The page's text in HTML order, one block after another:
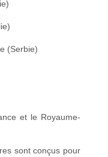
(Serbie)
et le Royaume-
sont conçus pour